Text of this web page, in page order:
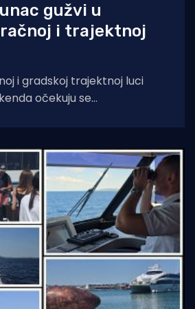
gužvi u
i trajektnoj
i gradskoj trajektnoj luci
očekuju se